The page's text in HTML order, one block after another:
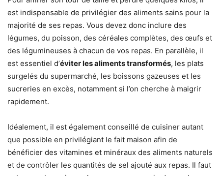
est indispensable de privilégier des aliments sains pour la
majorité de ses repas. Vous devez donc inclure des
légumes, du poisson, des céréales complètes, des œufs et
des légumineuses à chacun de vos repas. En parallèle, il
est essentiel d’éviter les aliments transformés, les plats
surgelés du supermarché, les boissons gazeuses et les
sucreries en excès, notamment si l’on cherche à maigrir
rapidement.
Idéalement, il est également conseillé de cuisiner autant
que possible en privilégiant le fait maison afin de
bénéficier des vitamines et minéraux des aliments naturels
et de contrôler les quantités de sel ajouté aux repas. Il faut